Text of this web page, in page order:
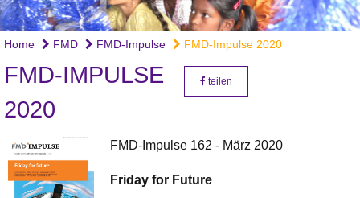
Home FMD FMD-Impulse FMD-Impulse 2020
FMD-IMPULSE
2020
teilen
FMD-Impulse 162 - März 2020
Friday for Future